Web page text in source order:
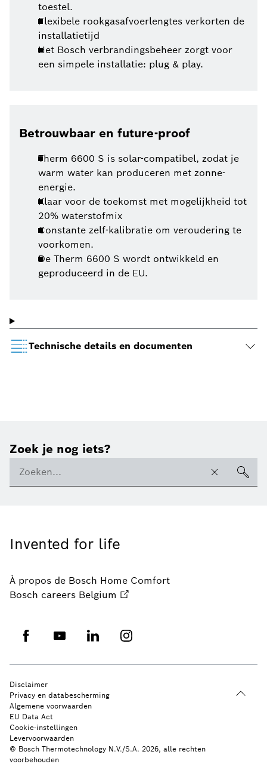
toestel.
Flexibele rookgasafvoerlengtes verkorten de
installatietijd
Het Bosch verbrandingsbeheer zorgt voor
een simpele installatie: plug & play.
Betrouwbaar en future-proof
Therm 6600 S is solar-compatibel, zodat je
warm water kan produceren met zonne-
energie.
Klaar voor de toekomst met mogelijkheid tot
20% waterstofmix
Constante zelf-kalibratie om veroudering te
voorkomen.
De Therm 6600 S wordt ontwikkeld en
geproduceerd in de EU.
Technische details en documenten
Zoek je nog iets?
Invented for life
À propos de Bosch Home Comfort
Bosch careers Belgium
© Bosch Thermotechnology N.V./S.A. 2026, alle rechten
voorbehouden
Disclaimer
Privacy en databescherming
Algemene voorwaarden
EU Data Act
Cookie-instellingen
Levervoorwaarden